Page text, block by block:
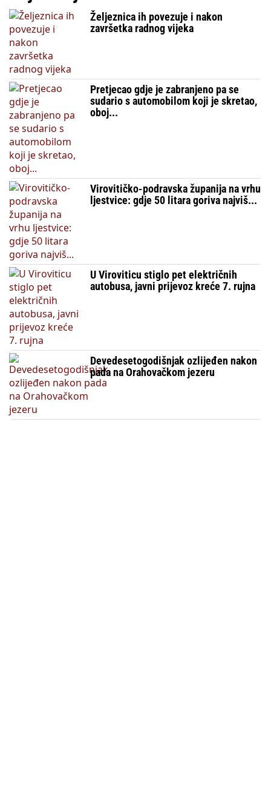
Željeznica ih povezuje i nakon
završetka radnog vijeka
Pretjecao gdje je zabranjeno pa se
sudario s automobilom koji je skretao,
oboj...
Virovitičko-podravska županija na vrhu
ljestvice: gdje 50 litara goriva najviš...
U Viroviticu stiglo pet električnih
autobusa, javni prijevoz kreće 7. rujna
Devedesetogodišnjak ozlijeđen nakon
pada na Orahovačkom jezeru